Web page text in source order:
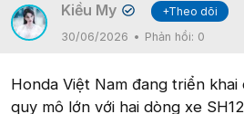
Kiều My ✔
+Theo dõi
30/06/2026
Phản hồi: 0
Honda Việt Nam đang triển
quy mô lớn với hai dòng xe